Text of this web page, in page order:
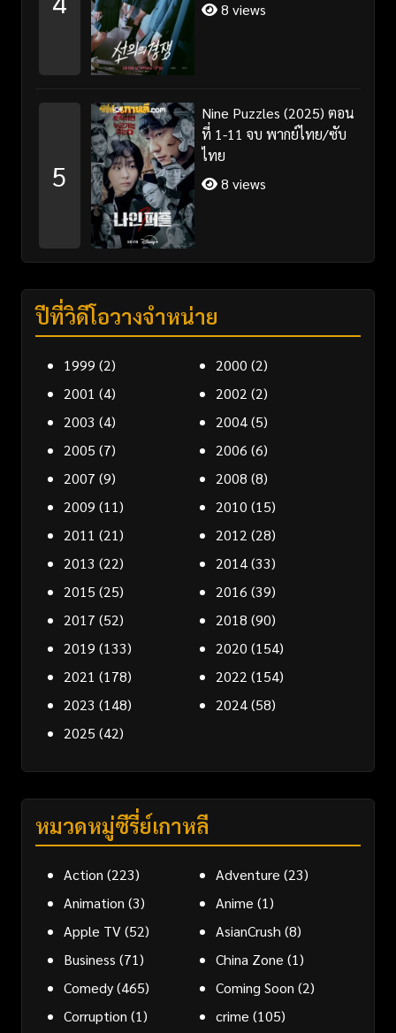
8 views
5
Nine Puzzles (2025) ตอน
ที่ 1-11 จบ พากย์ไทย/ซับ
ไทย
8 views
ปีที่วิดีโอวางจำหน่าย
1999 (2) 2000 (2)
2001 (4) 2002 (2)
2003 (4) 2004(5)
2005 (7) 2006 (6)
2007 (9) 2008 (8)
2009 (11) 2010 (15)
2011 (21) 2012 (28)
2013 (22) 2014(33)
2015 (25) 2016 (39)
2017 (52) 2018 (90)
2019 (133) 2020 (154)
2021 (178) 2022 (154)
2023 (148) 2024(58)
2025 (42)
หมวดหมู่ซีรี่ย์เกาหลี
Action (223) Adventure (23)
Animation (3) Anime (1)
Apple TV(52) AsianCrush (8)
Business (71) China Zone (1)
Comedy(465) Coming Soon (2)
Corruption (1) crime (105)